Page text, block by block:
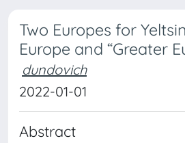
Two Europes for
Europe and “Greater
dundovich
2022-01-01
Abstract